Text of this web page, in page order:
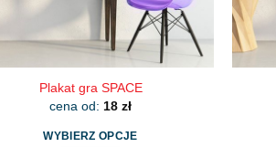
Plakat gra SPACE
cena od: 18 zł
WYBIERZ OPCJE